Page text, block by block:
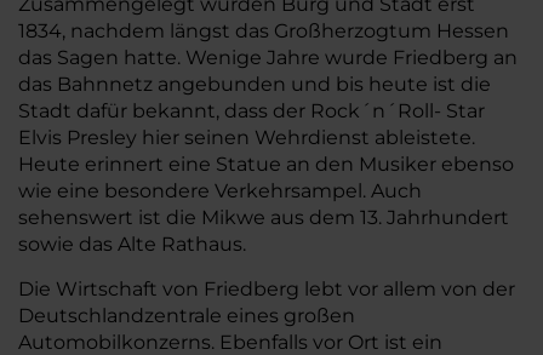
1834, nachdem längst das Großherzogtum Hessen
das Sagen hatte. Wenige Jahre wurde Friedberg an
das Bahnnetz angebunden und bis heute ist die
Stadt dafür bekannt, dass der Rock´n´Roll- Star
Elvis Presley hier seinen Wehrdienst ableistete.
Heute erinnert eine Statue an den Musiker ebenso
wie eine besondere Verkehrsampel. Auch
sehenswert ist die Mikwe aus dem 13. Jahrhundert
sowie das Alte Rathaus.
Die Wirtschaft von Friedberg lebt vor allem von der
Deutschlandzentrale eines großen
Automobilkonzerns. Ebenfalls vor Ort ist ein